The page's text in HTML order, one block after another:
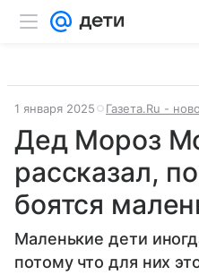
1 января 2025 Газета.Ru -
Дед Мороз
рассказал,
боятся
Маленькие дети
потому что для них